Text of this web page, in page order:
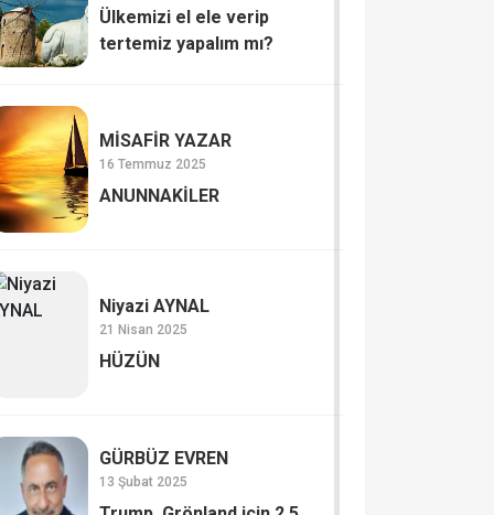
Ülkemizi el ele verip
tertemiz yapalım mı?
MİSAFİR YAZAR
16 Temmuz 2025
ANUNNAKİLER
Niyazi AYNAL
21 Nisan 2025
HÜZÜN
GÜRBÜZ EVREN
13 Şubat 2025